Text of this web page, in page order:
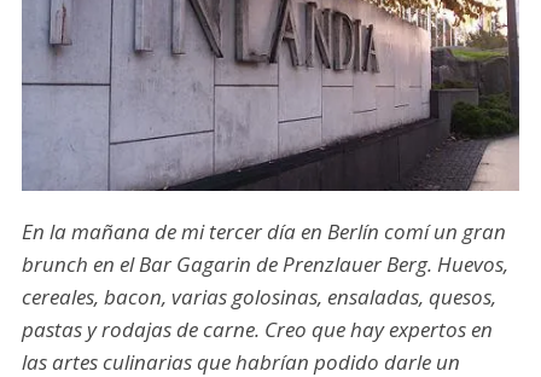
En la mañana de mi tercer día en Berlín comí un gran
brunch en el Bar Gagarin de Prenzlauer Berg. Huevos,
cereales, bacon, varias golosinas, ensaladas, quesos,
pastas y rodajas de carne. Creo que hay expertos en
las artes culinarias que habrían podido darle un